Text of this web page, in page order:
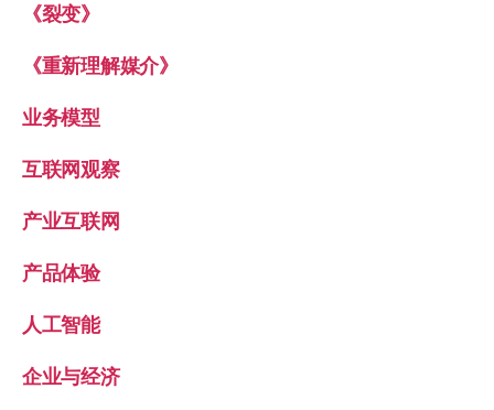
《裂变》
《重新理解媒介》
业务模型
互联网观察
产业互联网
产品体验
人工智能
企业与经济